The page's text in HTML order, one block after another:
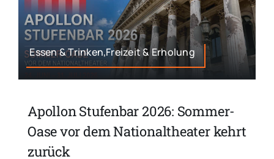
Essen & Trinken,Freizeit & Erholung
Apollon Stufenbar 2026: Sommer-
Oase vor dem Nationaltheater kehrt
zurück